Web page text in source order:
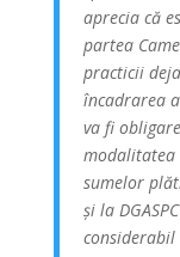
aprecia că
partea
practicii
încadrarea
va fi
modalitatea
sumelor
și la